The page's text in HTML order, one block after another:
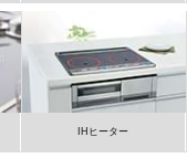
IHヒーター